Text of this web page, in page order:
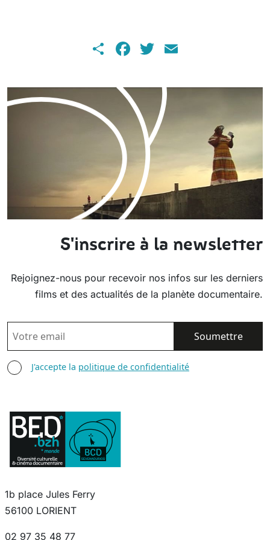
ShareFacebook
Twitter
S'inscrire à la newsletter
Rejoignez-nous pour recevoir nos infos sur les derniers
films et des actualités de la planète documentaire.
EMAIL
AGREE TERMS
J'accepte la politique de confidentialité
1b place Jules Ferry
56100 LORIENT
02 97 35 48 77